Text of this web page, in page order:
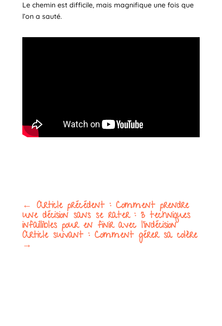
Le chemin est difficile, mais magnifique une fois que
l’on a sauté.
← Article précédent : Comment prendre
une décision sans se rater : 3 techniques
infaillibles pour en finir avec l'indécision
Article suivant : Comment gérer sa colère
→